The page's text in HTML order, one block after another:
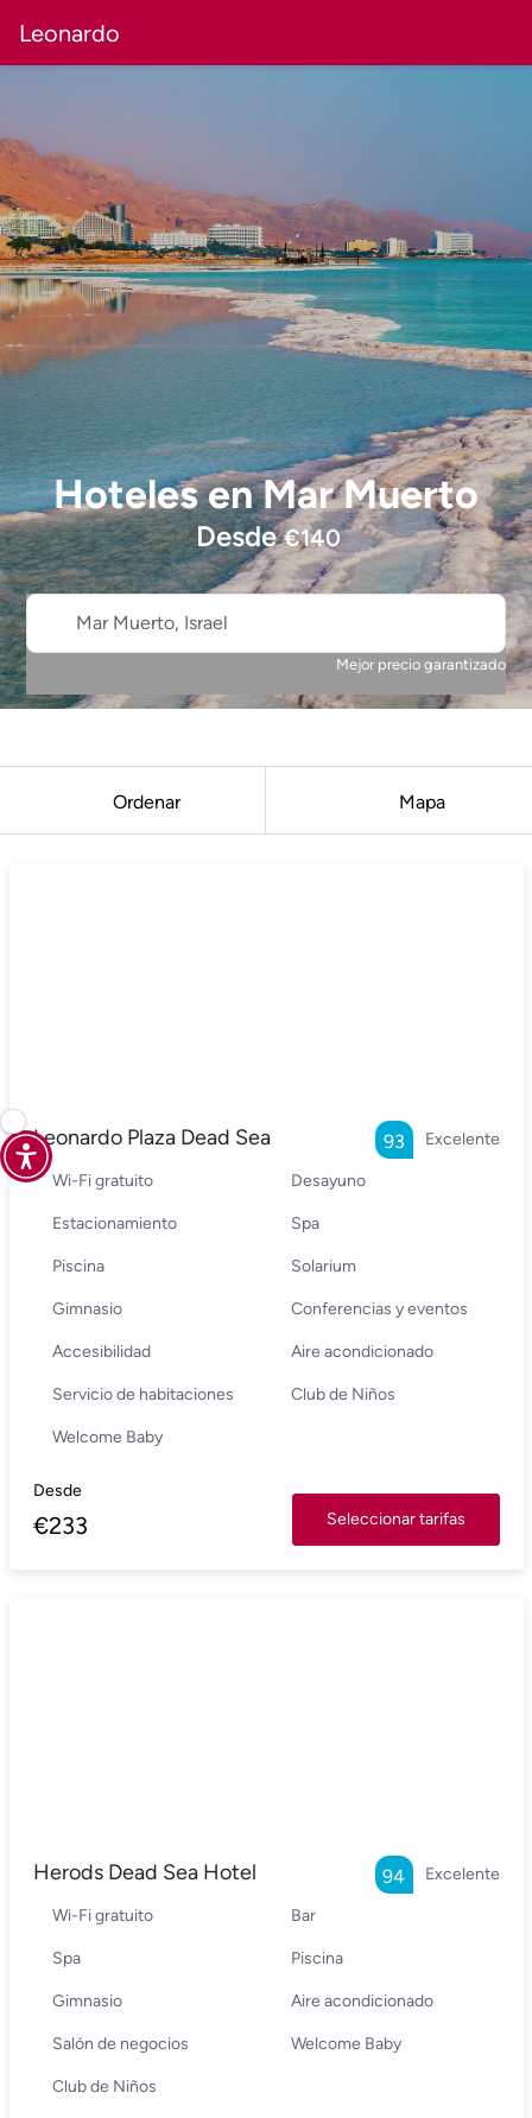
Leonardo
HotelesenMar Muerto
Desde€140
Mar Muerto, Israel
Mejor precio garantizado
Ordenar Mapa
Leonardo Plaza Dead Sea Excelente
93
Wi-Fi gratuito Desayuno
Estacionamiento Spa
Piscina Solarium
Gimnasio Conferencias y eventos
Accesibilidad Aire acondicionado
Servicio de habitaciones Club de Niños
Welcome Baby
Desde
€233 Seleccionar tarifas
Herods Dead Sea Hotel Excelente
94
Wi-Fi gratuito Bar
Spa Piscina
Gimnasio Aire acondicionado
Salón de negocios Welcome Baby
Club de Niños